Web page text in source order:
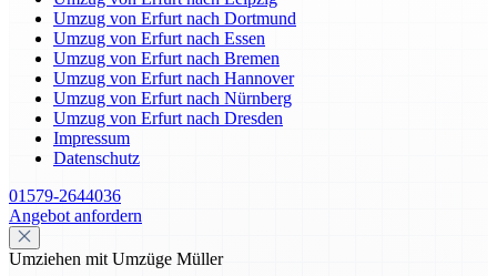
Umzug von Erfurt nach Dortmund
Umzug von Erfurt nach Essen
Umzug von Erfurt nach Bremen
Umzug von Erfurt nach Hannover
Umzug von Erfurt nach Nürnberg
Umzug von Erfurt nach Dresden
Impressum
Datenschutz
01579-2644036
Angebot anfordern
Umziehen mit Umzüge Müller